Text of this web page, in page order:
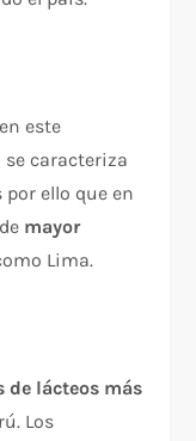
este
caracteriza
ello que en
mayor
Lima.
de lácteos más
Los